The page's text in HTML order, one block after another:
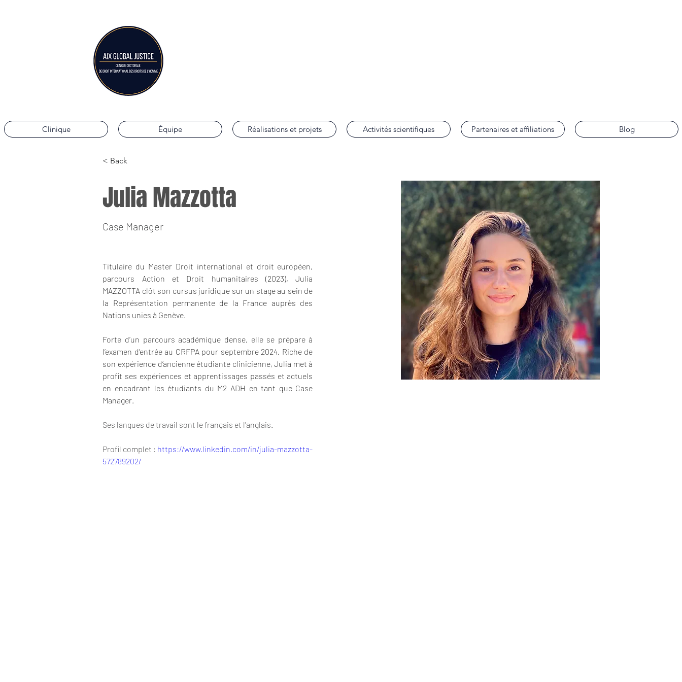
Clinique Équipe Réalisations et projets Activités scientifiques Partenaires et affiliations Blog
< Back
Julia Mazzotta
Case Manager
Titulaire du Master Droit international et droit européen,
parcours Action et Droit humanitaires (2023), Julia
MAZZOTTA clôt son cursus juridique sur un stage au sein de
la Représentation permanente de la France auprès des
Nations unies à Genève.
Forte d’un parcours académique dense, elle se prépare à
l’examen d’entrée au CRFPA pour septembre 2024. Riche de
son expérience d’ancienne étudiante clinicienne, Julia met à
profit ses expériences et apprentissages passés et actuels
en encadrant les étudiants du M2 ADH en tant que Case
Manager.
Ses langues de travail sont le français et l'anglais.
Profil complet : https://www.linkedin.com/in/julia-mazzotta-
572789202/